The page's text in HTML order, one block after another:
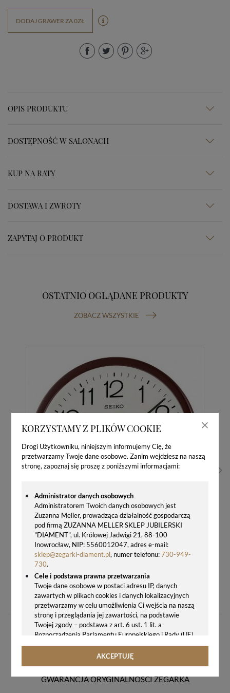
KORZYSTAMY Z PLIKÓW COOKIE
Drogi Użytkowniku, niniejszym informujemy Cię, że
przetwarzamy Twoje dane osobowe. Zanim wejdziesz na naszą
stronę, zapoznaj się proszę z poniższymi informacjami:
Administrator danych osobowych
Administratorem Twoich danych osobowych jest
Zuzanna Meller, prowadząca działalność gospodarczą
pod firmą ZUZANNA MELLER SKLEP JUBILERSKI
"DIAMENT", ul. Królowej Jadwigi 21, 88-100
Inowrocław, NIP: 5560012047, adres e-mail:
sklep@zegarki-diament.pl, numer telefonu:730-949-
730.
Cele i podstawa prawna przetwarzania
Twoje dane osobowe w postaci adresu IP, danych
zawartych w plikach cookies i danych lokalizacyjnych
przetwarzamy w celu umożliwienia Ci wejścia na naszą
stronę i przeglądania jej zawartości, na podstawie
Twojej zgody – podstawa z art. 6 ust. 1 lit. a
Rozporządzenia Parlamentu Europejskiego i Rady (UE)
2016/679 z 27.04.2016 r. w sprawie ochrony osób
fizycznych w związku z przetwarzaniem danych
rozporządzenie o ochronie danych, tj. RODO).
AKCEPTUJĘ
DODAJ GRAWER ZA 0ZŁ
OPIS PRODUKTU
DOSTĘPNOŚĆ W SALONACH
KUP NA RATY
DOSTAWA I ZWROTY
ZAPYTAJ O PRODUKT
OSTATNIO OGLĄDANE PRODUKTY
ZOBACZ WSZYSTKIE
189,00 zł
GWARANCJA ORYGINALNOŚCI ZEGARKA